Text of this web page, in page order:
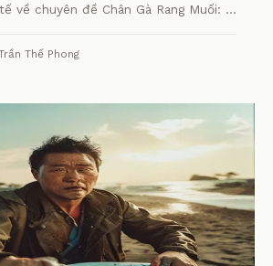
về chuyên đề Chân Gà Rang Muối: Bí
Thế Phong